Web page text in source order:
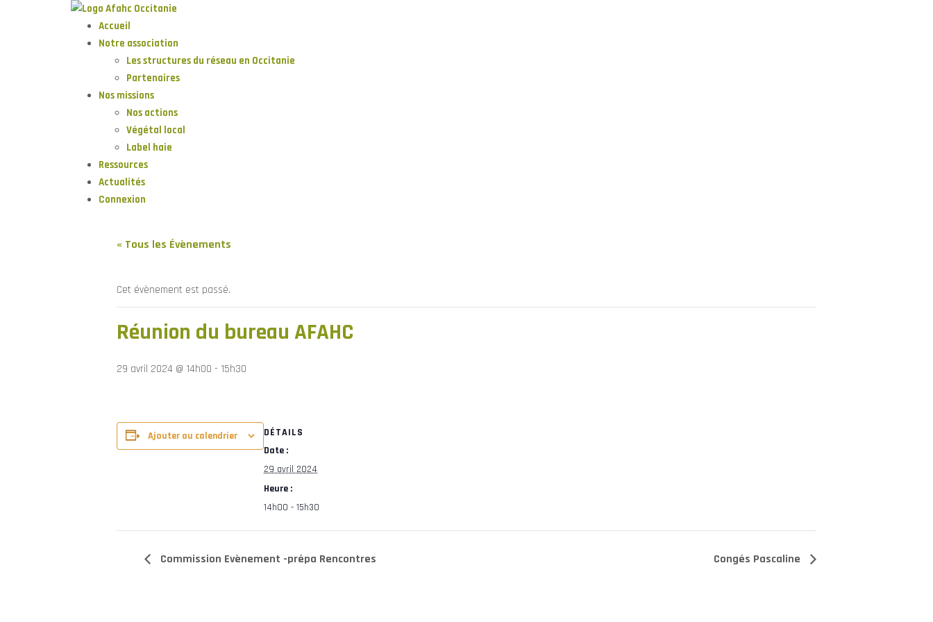
Accueil
Notre association
Les structures du réseau en Occitanie
Partenaires
Nos missions
Nos actions
Végétal local
Label haie
Ressources
Actualités
Connexion
« Tous les Évènements
Cet évènement est passé.
Réunion du bureau AFAHC
29 avril 2024 @ 14h00 - 15h30
Ajouter au calendrier
DÉTAILS
Date :
29 avril 2024
Heure :
14h00 - 15h30
Commission Evènement -prépa Rencontres Congés Pascaline